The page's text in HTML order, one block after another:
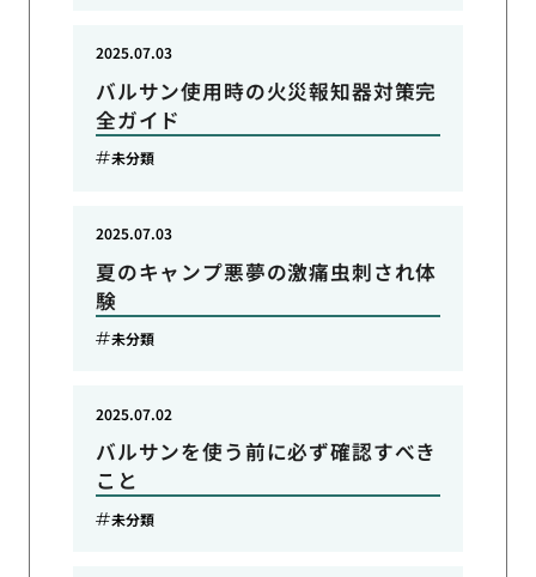
バルサン使用時の火災報知器対策完
全ガイド
2025.07.03
未分類
夏のキャンプ悪夢の激痛虫刺され体
験
2025.07.03
未分類
バルサンを使う前に必ず確認すべき
こと
2025.07.02
未分類